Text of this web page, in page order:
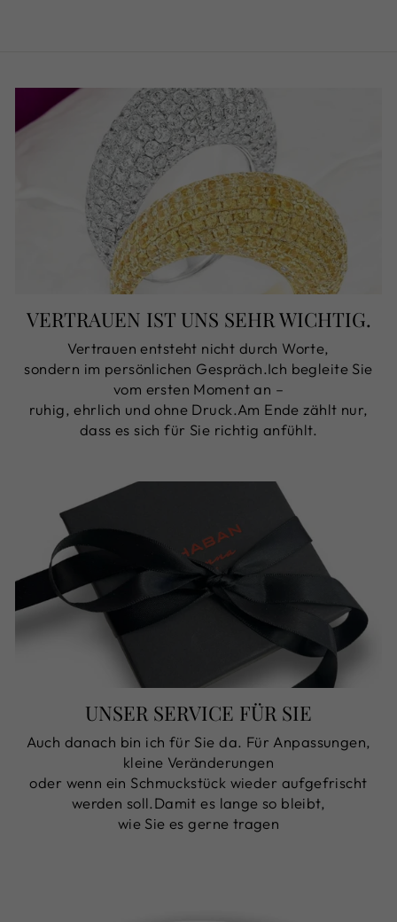
VERTRAUEN IST UNS SEHR WICHTIG.
Vertrauen entsteht nicht durch Worte,
sondern im persönlichen Gespräch.Ich begleite Sie
vom ersten Moment an –
ruhig, ehrlich und ohne Druck.Am Ende zählt nur,
dass es sich für Sie richtig anfühlt.
UNSER SERVICE FÜR SIE
Auch danach bin ich für Sie da. Für Anpassungen,
kleine Veränderungen
oder wenn ein Schmuckstück wieder aufgefrischt
werden soll.Damit es lange so bleibt,
wie Sie es gerne tragen